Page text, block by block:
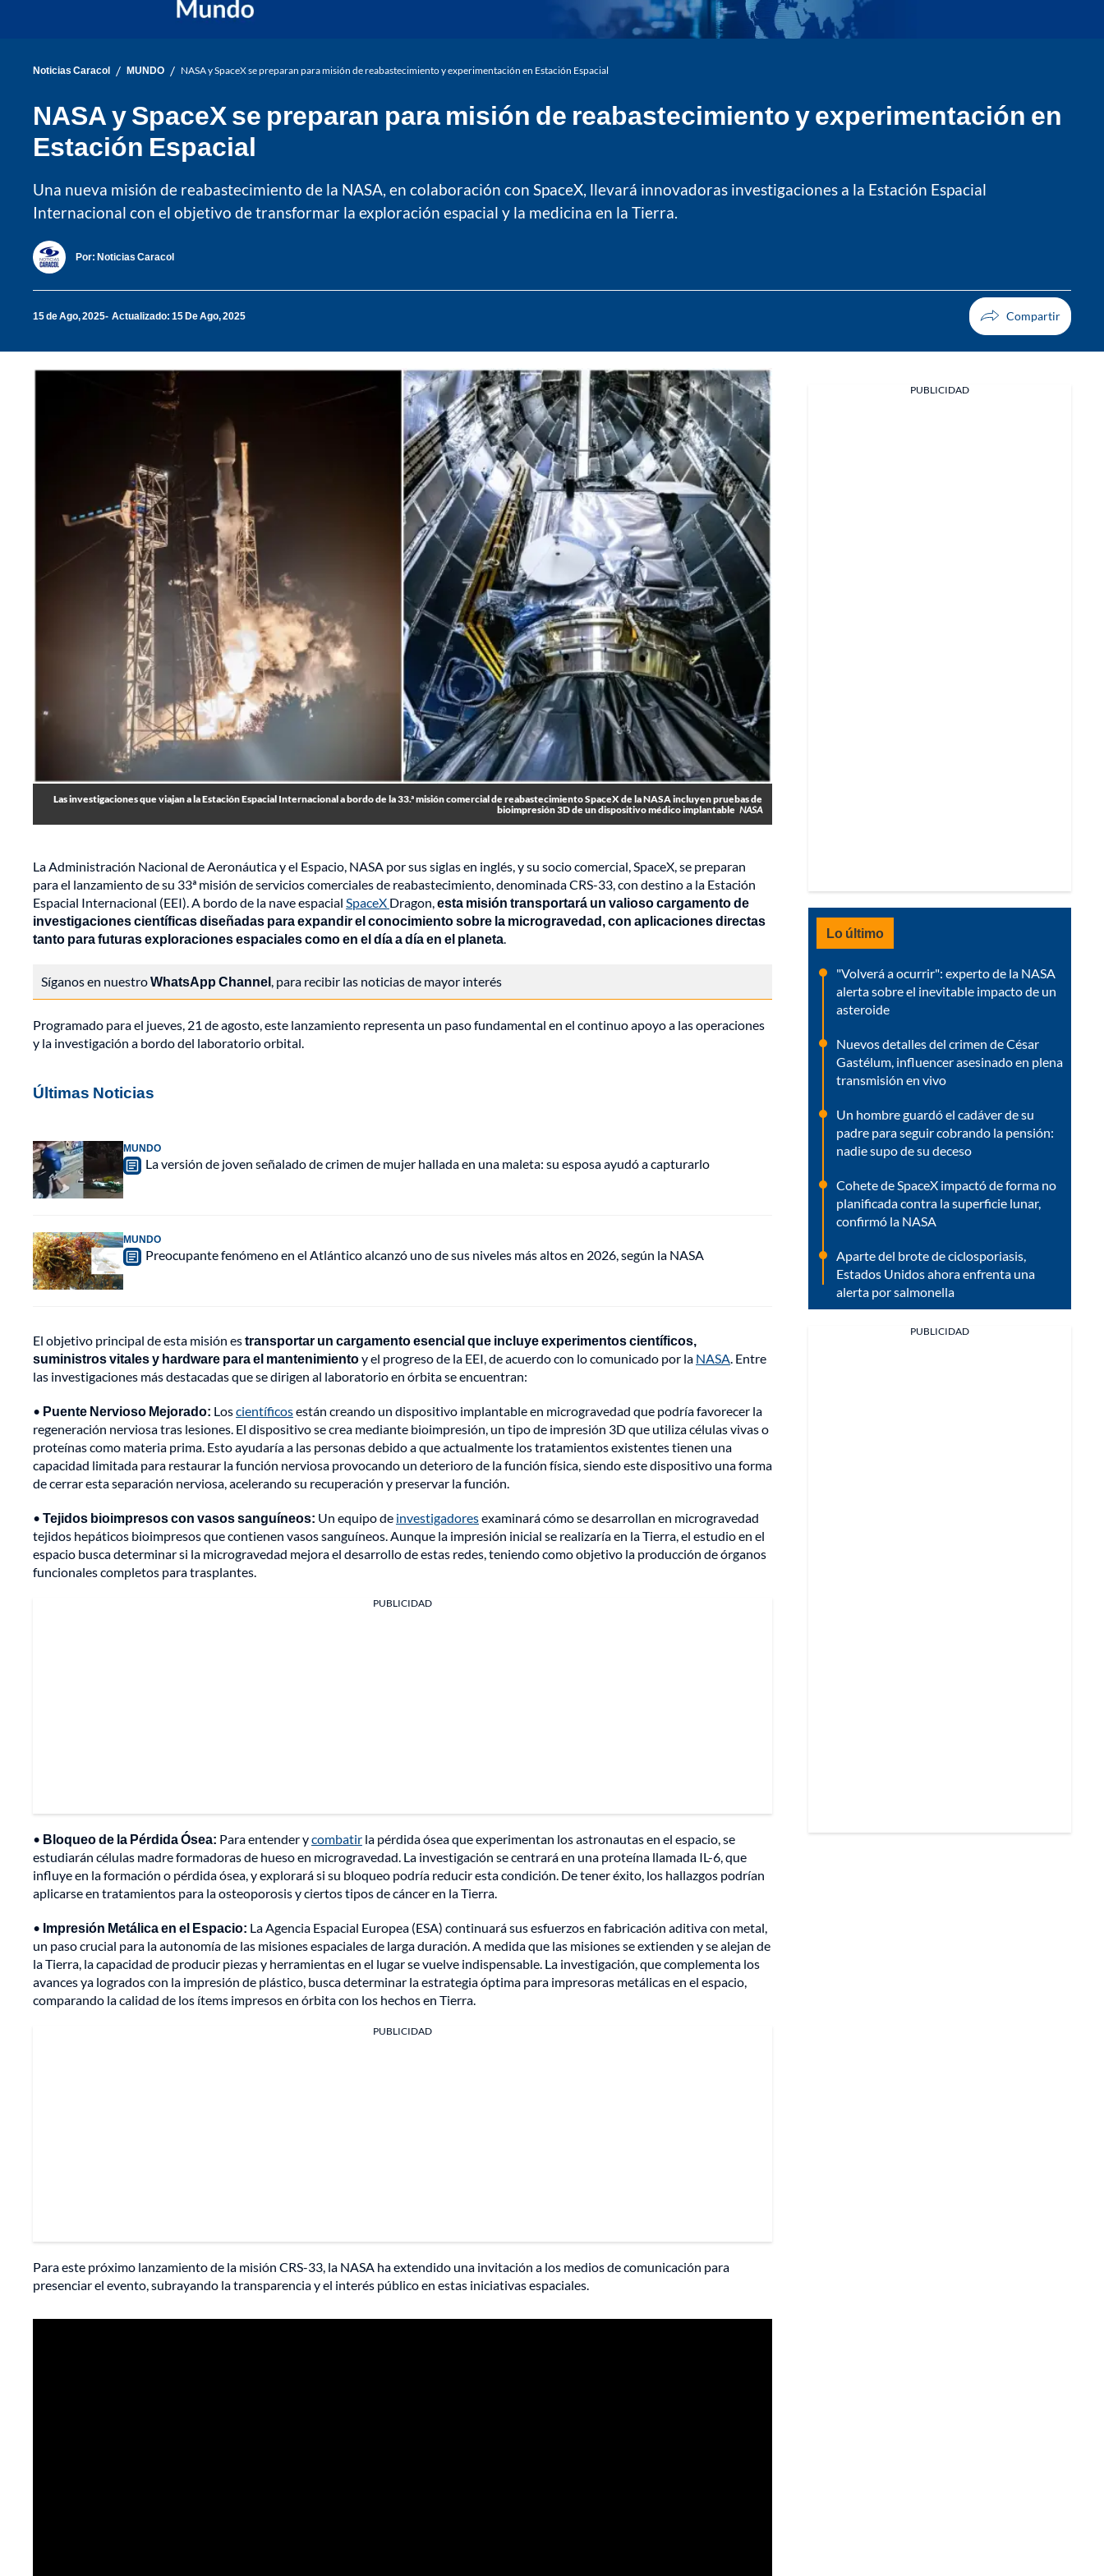
Noticias Caracol / MUNDO / NASA y SpaceX se preparan para misión de reabastecimiento y experimentación en Estación Espacial
NASA y SpaceX se preparan para misión de reabastecimiento y experimentación en
Estación Espacial
Una nueva misión de reabastecimiento de la NASA, en colaboración con SpaceX, llevará innovadoras investigaciones a la Estación Espacial
Internacional con el objetivo de transformar la exploración espacial y la medicina en la Tierra.
Por: Noticias Caracol
15 de Ago, 2025 Actualizado: 15 De Ago, 2025
Las investigaciones que viajan a la Estación Espacial Internacional a bordo de la 33.ª misión comercial de reabastecimiento SpaceX de la NASA incluyen pruebas de
bioimpresión 3D de un dispositivo médico implantable NASA
La Administración Nacional de Aeronáutica y el Espacio, NASA por sus siglas en inglés, y su socio comercial, SpaceX, se preparan
para el lanzamiento de su 33ª misión de servicios comerciales de reabastecimiento, denominada CRS-33, con destino a la Estación
Espacial Internacional (EEI). A bordo de la nave espacial SpaceX Dragon,esta misión transportará un valioso cargamento de
investigaciones científicas diseñadas para expandir el conocimiento sobre la microgravedad, con aplicaciones directas
tanto para futuras exploraciones espaciales como en el día a día en el planeta.
Síganos en nuestroWhatsApp Channel, para recibir las noticias de mayor interés
Programado para el jueves, 21 de agosto, este lanzamiento representa un paso fundamental en el continuo apoyo a las operaciones
y la investigación a bordo del laboratorio orbital.
Últimas Noticias
MUNDO
La versión de joven señalado de crimen de mujer hallada en una maleta: su esposa ayudó a capturarlo
MUNDO
Preocupante fenómeno en el Atlántico alcanzó uno de sus niveles más altos en 2026, según la NASA
El objetivo principal de esta misión estransportar un cargamento esencial que incluye experimentos científicos,
suministros vitales y hardware para el mantenimientoy el progreso de la EEI, de acuerdo con lo comunicado por la NASA. Entre
las investigaciones más destacadas que se dirigen al laboratorio en órbita se encuentran:
• Puente Nervioso Mejorado: Loscientíficosestán creando un dispositivo implantable en microgravedad que podría favorecer la
regeneración nerviosa tras lesiones. El dispositivo se crea mediante bioimpresión, un tipo de impresión 3D que utiliza células vivas o
proteínas como materia prima. Esto ayudaría a las personas debido a que actualmente los tratamientos existentes tienen una
capacidad limitada para restaurar la función nerviosa provocando un deterioro de la función física, siendo este dispositivo una forma
de cerrar esta separación nerviosa, acelerando su recuperación y preservar la función.
• Tejidos bioimpresos con vasos sanguíneos: Un equipo de investigadoresexaminará cómo se desarrollan en microgravedad
tejidos hepáticos bioimpresos que contienen vasos sanguíneos. Aunque la impresión inicial se realizaría en la Tierra, el estudio en el
espacio busca determinar si la microgravedad mejora el desarrollo de estas redes, teniendo como objetivo la producción de órganos
funcionales completos para trasplantes.
PUBLICIDAD
• Bloqueo de la Pérdida Ósea: Para entender ycombatir la pérdida ósea que experimentan los astronautas en el espacio, se
estudiarán células madre formadoras de hueso en microgravedad. La investigación se centrará en una proteína llamada IL-6, que
influye en la formación o pérdida ósea, y explorará si su bloqueo podría reducir esta condición. De tener éxito, los hallazgos podrían
aplicarse en tratamientos para la osteoporosis y ciertos tipos de cáncer en la Tierra.
• Impresión Metálica en el Espacio: La Agencia Espacial Europea (ESA) continuará sus esfuerzos en fabricación aditiva con metal,
un paso crucial para la autonomía de las misiones espaciales de larga duración. A medida que las misiones se extienden y se alejan de
la Tierra, la capacidad de producir piezas y herramientas en el lugar se vuelve indispensable. La investigación, que complementa los
avances ya logrados con la impresión de plástico, busca determinar la estrategia óptima para impresoras metálicas en el espacio,
comparando la calidad de los ítems impresos en órbita con los hechos en Tierra.
PUBLICIDAD
Para este próximo lanzamiento de la misión CRS-33, la NASA ha extendido una invitación a los medios de comunicación para
presenciar el evento, subrayando la transparencia y el interés público en estas iniciativas espaciales.
PUBLICIDAD
Lo último
"Volverá a ocurrir": experto de la NASA
alerta sobre el inevitable impacto de un
asteroide
Nuevos detalles del crimen de César
Gastélum, influencer asesinado en plena
transmisión en vivo
Un hombre guardó el cadáver de su
padre para seguir cobrando la pensión:
nadie supo de su deceso
Cohete de SpaceX impactó de forma no
planificada contra la superficie lunar,
confirmó la NASA
Aparte del brote de ciclosporiasis,
Estados Unidos ahora enfrenta una
alerta por salmonella
PUBLICIDAD